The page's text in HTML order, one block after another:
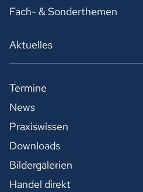
Fach- & Sonderthemen
Aktuelles
Termine
News
Praxiswissen
Downloads
Bildergalerien
Handel direkt